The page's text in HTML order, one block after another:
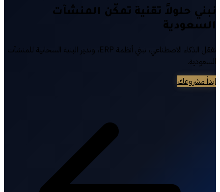
نبني حلولاً تقنية تمكّن المنشآت
السعودية
نفعّل الذكاء الاصطناعي، نبني أنظمة ERP، وندير البنية السحابية للمنشآت
السعودية.
ابدأ مشروعك